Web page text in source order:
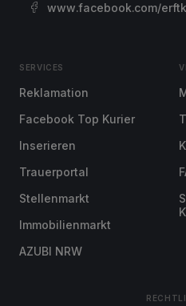
www.facebook.com/
SERVICES
Reklamation
Facebook Top Kurier
Inserieren
Trauerportal
Stellenmarkt
Immobilienmarkt
AZUBI NRW